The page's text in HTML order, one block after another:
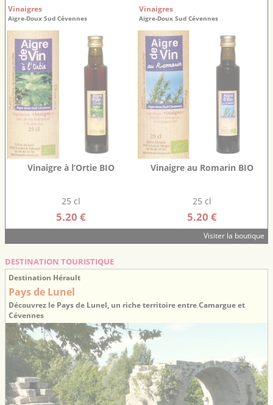
Vinaigres
Aigre-Doux Sud Cévennes
Vinaigre à l’Ortie BIO
25 cl
5.20 €
Vinaigres
Aigre-Doux Sud Cévennes
Vinaigre au Romarin BIO
25 cl
5.20 €
Visiter la boutique
DESTINATION TOURISTIQUE
Destination Hérault
Pays de Lunel
Découvrez le Pays de Lunel, un riche territoire entre Camargue et
Cévennes